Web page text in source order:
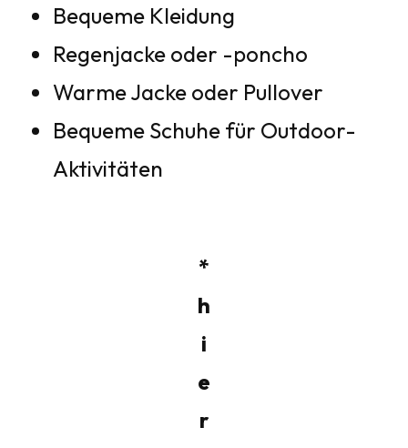
Bequeme Kleidung
Regenjacke oder -poncho
Warme Jacke oder Pullover
Bequeme Schuhe für Outdoor-
Aktivitäten
*
h
i
e
r